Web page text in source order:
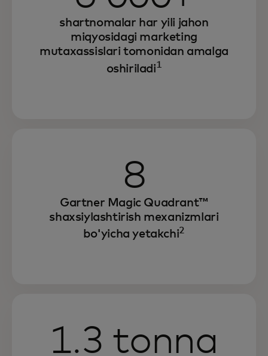
shartnomalar har yili jahon
miqyosidagi marketing
mutaxassislari tomonidan amalga
oshiriladi1
8
Gartner Magic Quadrant™
shaxsiylashtirish mexanizmlari
bo'yicha yetakchi2
1.3 tonna